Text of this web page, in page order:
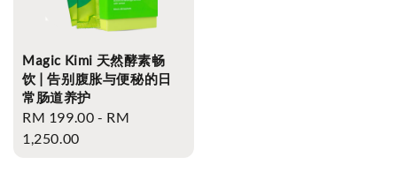
Magic Kimi 天然酵素畅
饮 | 告别腹胀与便秘的日
常肠道养护
Regular
price
RM 199.00 - RM
1,250.00